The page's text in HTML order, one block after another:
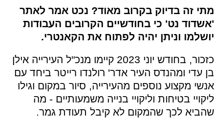
מתי זה בדיוק בקרוב מאוד? נכט אמר לאתר
'אשדוד נט' כי בחודשיים הקרובים העבודות
יושלמו וניתן יהיה לפתוח את הקאנטרי.
כזכור, בחודש יוני 2023 קיימו מנכ"ל העירייה אילן
בן עדי ומהנדס העיר אדר' רולנדו רייטר ביחד עם
אנשי מקצוע נוספים מהעירייה, סיור במקום וגילו
ליקויי בטיחות וליקויי בנייה משמעותיים - מה
שהביא לכך שהמקום לא קיבל תעודת גמר.